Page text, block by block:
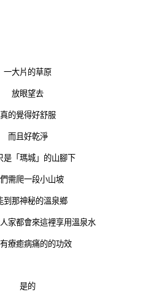
一大片的草原
放眼望去
真的覺得好舒服
而且好乾淨
是「瑪城」的山腳下
需爬一段小山坡
到那神秘的溫泉鄉
家都會來這裡享用溫泉水
療癒病痛的的功效
是的